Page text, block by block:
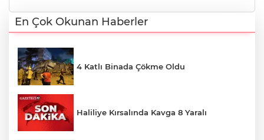
En Çok Okunan Haberler
4 Katlı Binada Çökme Oldu
Haliliye Kırsalında Kavga 8 Yaralı